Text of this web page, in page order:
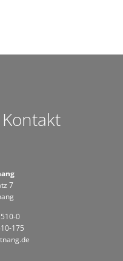
7
0
175